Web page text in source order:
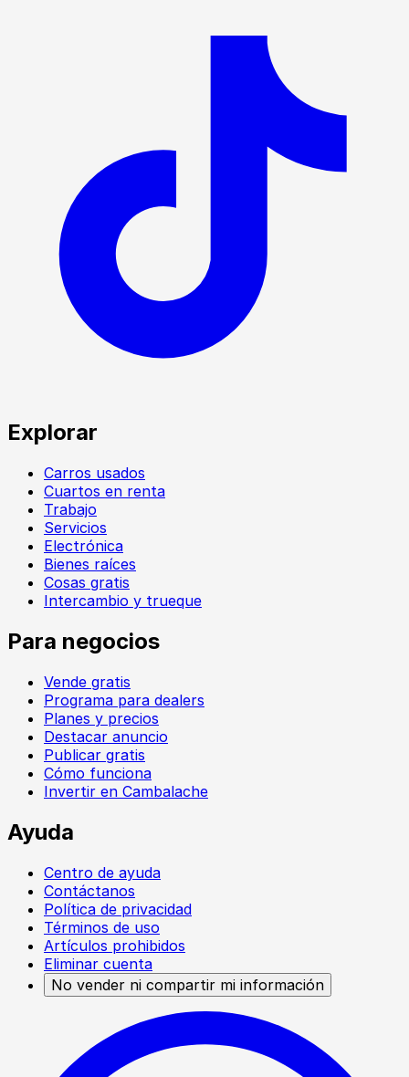
Explorar
Carros usados
Cuartos en renta
Trabajo
Servicios
Electrónica
Bienes raíces
Cosas gratis
Intercambio y trueque
Para negocios
Vende gratis
Programa para dealers
Planes y precios
Destacar anuncio
Publicar gratis
Cómo funciona
Invertir en Cambalache
Ayuda
Centro de ayuda
Contáctanos
Política de privacidad
Términos de uso
Artículos prohibidos
Eliminar cuenta
No vender ni compartir mi información